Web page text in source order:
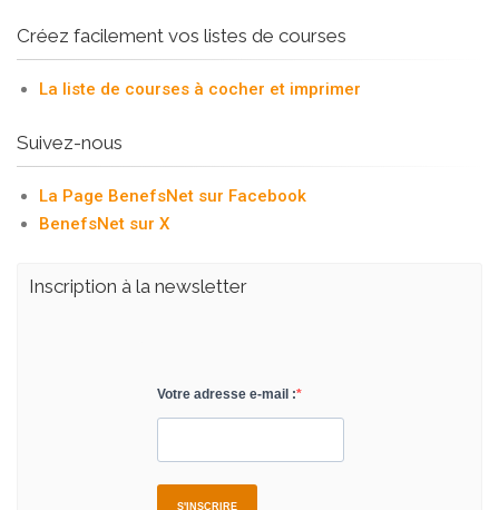
Créez facilement vos listes de courses
La liste de courses à cocher et imprimer
Suivez-nous
La Page BenefsNet sur Facebook
BenefsNet sur X
Inscription à la newsletter